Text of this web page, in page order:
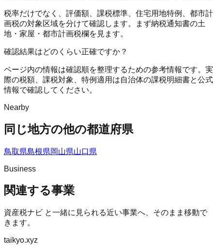
税率だけでなく、評価額、課税標準、住宅用地特例、都市計
画税の対象区域を分けて確認します。まず納税通知書の土
地・家屋・都市計画税欄を見ます。
確認結果はどのくらい正確ですか？
ページ内の情報は確認順を整理するための参考情報です。実
際の税額、課税対象、特例適用は自治体の課税明細書と公式
情報で確認してください。
Nearby
同じ地方の他の都道府県
鳥取県島根県岡山県山口県
Business
関連する事業
資産税ナビ と一緒に見られる近い事業へ、そのまま移動で
きます。
taikyo.xyz